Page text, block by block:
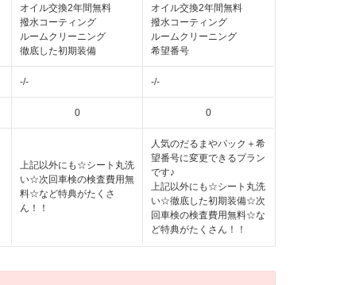
オイル交換2年間無料
撥水コーティング
ルームクリーニング
徹底した初期装備
オイル交換2年間無料
撥水コーティング
ルームクリーニング
希望番号
-/- -/-
0 0
上記以外にも☆シート丸洗
い☆次回車検の検査費用無
料☆など特典がたくさ
ん！！
人気のだるまやパック＋希
望番号に変更できるプラン
です♪
上記以外にも☆シート丸洗
い☆徹底した初期装備☆次
回車検の検査費用無料☆な
ど特典がたくさん！！